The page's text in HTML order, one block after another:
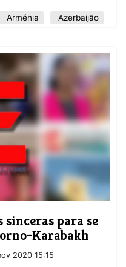
Arménia Azerbaijão
sinceras para se
Karabakh
2020 15:15